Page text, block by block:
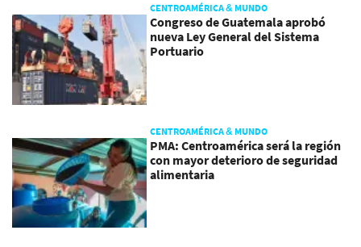
CENTROAMÉRICA & MUNDO
Congreso de Guatemala aprobó
nueva Ley General del Sistema
Portuario
CENTROAMÉRICA & MUNDO
PMA: Centroamérica será la región
con mayor deterioro de seguridad
alimentaria